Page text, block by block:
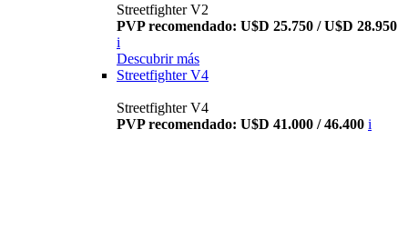
Streetfighter V2
PVP recomendado: U$D 25.750 / U$D 28.950
i
Descubrir más
Streetfighter V4
Streetfighter V4
PVP recomendado: U$D 41.000 / 46.400 i